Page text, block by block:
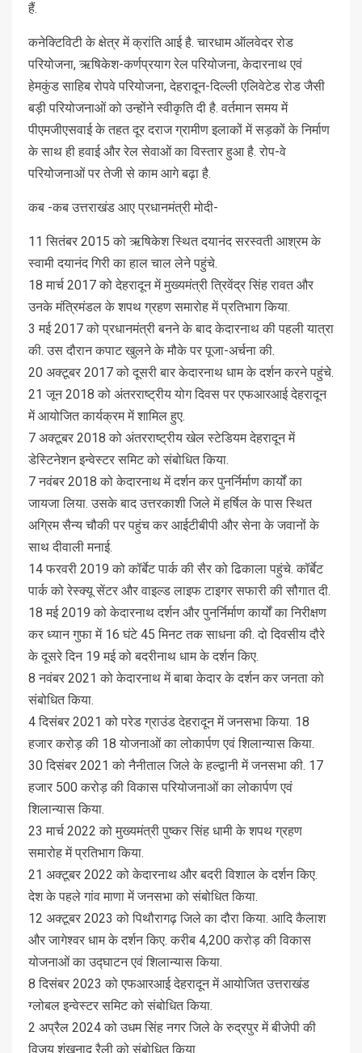
हैं.
कनेक्टिविटी के क्षेत्र में क्रांति आई है. चारधाम ऑलवेदर रोड
परियोजना, ऋषिकेश-कर्णप्रयाग रेल परियोजना, केदारनाथ एवं
हेमकुंड साहिब रोपवे परियोजना, देहरादून-दिल्ली एलिवेटेड रोड जैसी
बड़ी परियोजनाओं को उन्होंने स्वीकृति दी है. वर्तमान समय में
पीएमजीएसवाई के तहत दूर दराज ग्रामीण इलाकों में सड़कों के निर्माण
के साथ ही हवाई और रेल सेवाओं का विस्तार हुआ है. रोप-वे
परियोजनाओं पर तेजी से काम आगे बढ़ा है.
कब -कब उत्तराखंड आए प्रधानमंत्री मोदी-
11 सितंबर 2015 को ऋषिकेश स्थित दयानंद सरस्वती आश्रम के
स्वामी दयानंद गिरी का हाल चाल लेने पहुंचे.
18 मार्च 2017 को देहरादून में मुख्यमंत्री त्रिवेंद्र सिंह रावत और
उनके मंत्रिमंडल के शपथ ग्रहण समारोह में प्रतिभाग किया.
3 मई 2017 को प्रधानमंत्री बनने के बाद केदारनाथ की पहली यात्रा
की. उस दौरान कपाट खुलने के मौके पर पूजा-अर्चना की.
20 अक्टूबर 2017 को दूसरी बार केदारनाथ धाम के दर्शन करने पहुंचे.
21 जून 2018 को अंतरराष्ट्रीय योग दिवस पर एफआरआई देहरादून
में आयोजित कार्यक्रम में शामिल हुए.
7 अक्टूबर 2018 को अंतरराष्ट्रीय खेल स्टेडियम देहरादून में
डेस्टिनेशन इन्वेस्टर समिट को संबोधित किया.
7 नवंबर 2018 को केदारनाथ में दर्शन कर पुनर्निर्माण कार्यों का
जायजा लिया. उसके बाद उत्तरकाशी जिले में हर्षिल के पास स्थित
अग्रिम सैन्य चौकी पर पहुंच कर आईटीबीपी और सेना के जवानों के
साथ दीवाली मनाई.
14 फरवरी 2019 को कॉर्बेट पार्क की सैर को ढिकाला पहुंचे. कॉर्बेट
पार्क को रेस्क्यू सेंटर और वाइल्ड लाइफ टाइगर सफारी की सौगात दी.
18 मई 2019 को केदारनाथ दर्शन और पुनर्निर्माण कार्यों का निरीक्षण
कर ध्यान गुफा में 16 घंटे 45 मिनट तक साधना की. दो दिवसीय दौरे
के दूसरे दिन 19 मई को बदरीनाथ धाम के दर्शन किए.
8 नवंबर 2021 को केदारनाथ में बाबा केदार के दर्शन कर जनता को
संबोधित किया.
4 दिसंबर 2021 को परेड ग्राउंड देहरादून में जनसभा किया. 18
हजार करोड़ की 18 योजनाओं का लोकार्पण एवं शिलान्यास किया.
30 दिसंबर 2021 को नैनीताल जिले के हल्द्वानी में जनसभा की. 17
हजार 500 करोड़ की विकास परियोजनाओं का लोकार्पण एवं
शिलान्यास किया.
23 मार्च 2022 को मुख्यमंत्री पुष्कर सिंह धामी के शपथ ग्रहण
समारोह में प्रतिभाग किया.
21 अक्टूबर 2022 को केदारनाथ और बदरी विशाल के दर्शन किए.
देश के पहले गांव माणा में जनसभा को संबोधित किया.
12 अक्टूबर 2023 को पिथौरागढ़ जिले का दौरा किया. आदि कैलाश
और जागेश्वर धाम के दर्शन किए. करीब 4,200 करोड़ की विकास
योजनाओं का उद्घाटन एवं शिलान्यास किया.
8 दिसंबर 2023 को एफआरआई देहरादून में आयोजित उत्तराखंड
ग्लोबल इन्वेस्टर समिट को संबोधित किया.
2 अप्रैल 2024 को उधम सिंह नगर जिले के रुद्रपुर में बीजेपी की
विजय शंखनाद रैली को संबोधित किया.